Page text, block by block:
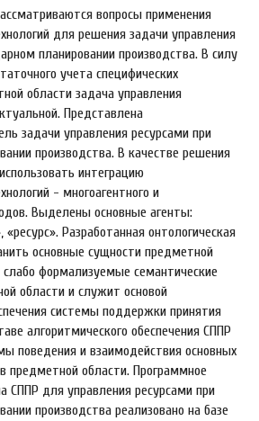
вопросы применения
для решения задачи управления
планировании производства. В силу
учета специфических
области задача управления
Представлена
задачи управления ресурсами при
производства. В качестве решения
интеграцию
- многоагентного и
Выделены основные агенты:
Разработанная онтологическая
основные сущности предметной
слабо формализуемые семантические
области и служит основой
системы поддержки принятия
алгоритмического обеспечения СППР
поведения и взаимодействия основных
предметной области. Программное
СППР для управления ресурсами при
производства реализовано на базе